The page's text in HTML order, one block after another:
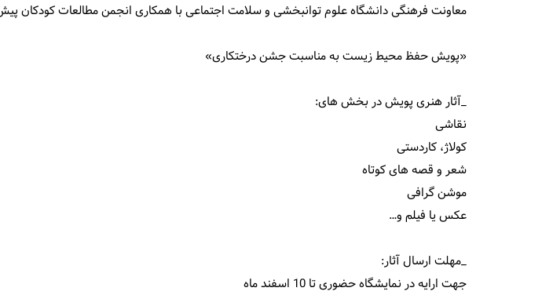
معاونت فرهنگی دانشگاه علوم توانبخشی و سلامت اجتماعی با همکاری انجمن مطالعات کودکان
«پویش حفظ محیط زیست به مناسبت جشن درختکاری»
_آثار هنری پویش در بخش های:
نقاشی
کولاژ، کاردستی
شعر و قصه های کوتاه
موشن گرافی
عکس یا فیلم و…
_مهلت ارسال آثار:
جهت ارایه در نمایشگاه حضوری تا 10 اسفند ماه